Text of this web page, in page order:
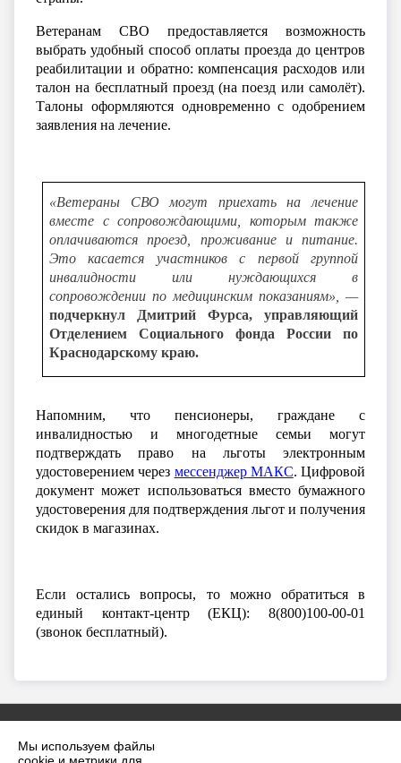
Мы используем файлы
Ветеранам СВО предоставляется возможность
выбрать удобный способ оплаты проезда до центров
реабилитации и обратно: компенсация расходов или
талон на бесплатный проезд (на поезд или самолёт).
Талоны оформляются одновременно с одобрением
заявления на лечение.
«Ветераны СВО могут приехать на лечение
вместе с сопровождающими, которым также
оплачиваются проезд, проживание и питание.
Это касается участников с первой группой
инвалидности или нуждающихся в
сопровождении по медицинским показаниям», —
подчеркнул Дмитрий Фурса, управляющий
Отделением Социального фонда России по
Краснодарскому краю.
Напомним, что пенсионеры, граждане с
инвалидностью и многодетные семьи могут
подтверждать право на льготы электронным
удостоверением через мессенджерМАКС. Цифровой
документ может использоваться вместо бумажного
удостоверения для подтверждения льгот и получения
скидок в магазинах.
Если остались вопросы, то можно обратиться в
единый контакт-центр (ЕКЦ): 8(800)100-00-01
(звонок бесплатный).